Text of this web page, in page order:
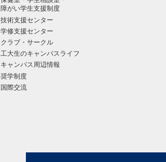
障がい学生支援制度
技術支援センター
学修支援センター
クラブ・サークル
工大生のキャンパスライフ
キャンパス周辺情報
奨学制度
国際交流